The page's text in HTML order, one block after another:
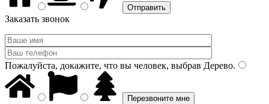
Заказать звонок
Пожалуйста, докажите, что вы человек, выбрав Дерево.